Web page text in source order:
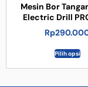
Mesin Bor
Electric Drill
Rp
Pilih opsi